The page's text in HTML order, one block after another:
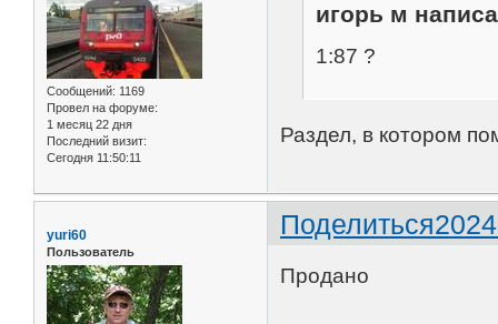
Сообщений: 1169
Провел на форуме:
1 месяц 22 дня
Последний визит:
Сегодня 11:50:11
игорь м
1:87 ?
Раздел, в котором
Поделиться
yuri60
Пользователь
Продано